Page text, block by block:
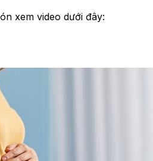
xem video dưới đây: